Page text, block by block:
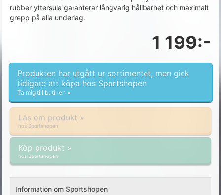
rubber yttersula garanterar långvarig hållbarhet och maximalt
grepp på alla underlag.
1 199:-
Produkten har utgått ur sortimentet, men gick
tidigare att köpa hos Sportshopen
Ta mig till butiken »
Läs om produkt »
hos Sportshopen
Köp produkt »
hos Sportshopen
Information om Sportshopen